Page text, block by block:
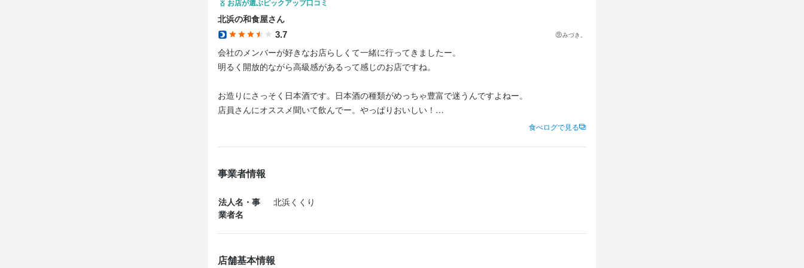
お店が選ぶピックアップ口コミ
北浜の和食屋さん
3.7 みづき。
会社のメンバーが好きなお店らしくて一緒に行ってきましたー。
明るく開放的ながら高級感があるって感じのお店ですね。
お造りにさっそく日本酒です。日本酒の種類がめっちゃ豊富で迷うんですよねー。
店員さんにオススメ聞いて飲んでー。やっぱりおいしい！
あと忘れてたけどつきだしもめちゃ豪華！！
なんていうんでしょう、八寸みたいな感じなんですよー。
これだけで日本酒何杯も飲めそうな感じです。
その辺の居酒屋さんじゃなくてしっかりとした和食屋さんなので一つ一つしっかり安定してます
食べログで見る
事業者情報
法人名・事
業者名
北浜くくり
店舗基本情報